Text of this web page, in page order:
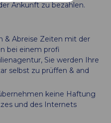
Ankunft zu bezahlen.
& Abreise Zeiten mit der
bei einem profi
Sie werden Ihre
selbst zu prüffen & and
keine Haftung
und des Internets